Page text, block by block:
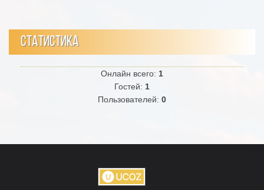
СТАТИСТИКА
Онлайн всего: 1
Гостей: 1
Пользователей: 0